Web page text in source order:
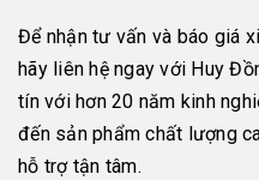
Để nhận tư vấn và báo giá
hãy liên hệ ngay với Huy
tín với hơn 20 năm kinh
đến sản phẩm chất lượng
hỗ trợ tận tâm.